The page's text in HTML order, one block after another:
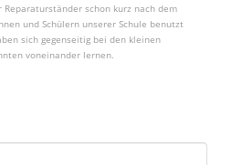
schon kurz nach dem
und Schülern unserer Schule benutzt
sich gegenseitig bei den kleinen
voneinander lernen.